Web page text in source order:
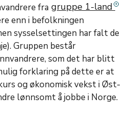
fra gruppe 1-land
enn i befolkningen
sysselsettingen har falt de
Gruppen består
som det har blitt
forklaring på dette er at
og økonomisk vekst i Øst-
lønnsomt å jobbe i Norge.